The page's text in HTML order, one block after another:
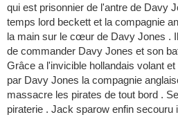
qui est prisonnier de l'antre de Davy
temps lord beckett et la compagnie
la main sur le cœur de Davy Jones .
de commander Davy Jones et son
Grâce a l'invicible hollandais volant
par Davy Jones la compagnie
massacre les pirates de tout bord .
piraterie . Jack sparow enfin secouru